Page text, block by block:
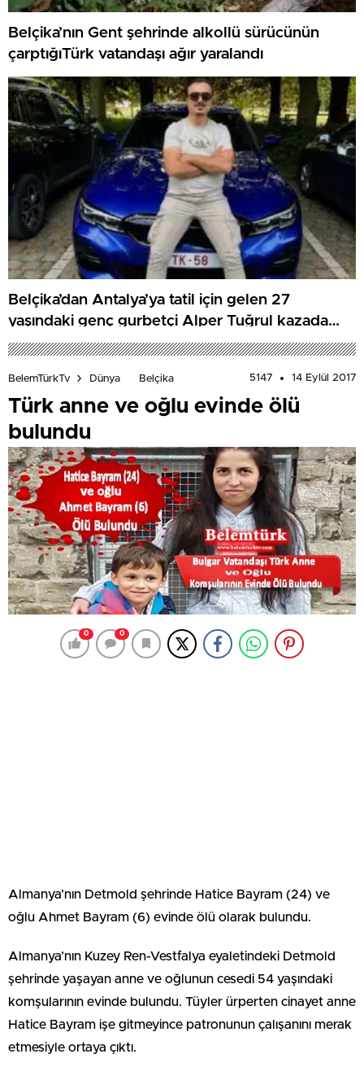
Belçika’nın Gent şehrinde alkollü sürücünün
çarptığıTürk vatandaşı ağır yaralandı
Belçika’dan Antalya’ya tatil için gelen 27
yaşındaki genç gurbetçi Alper Tuğrul kazada
hayatını kaybetti
BelemTürkTv Dünya Belçika 5147 14 Eylül 2017
Türk anne ve oğlu evinde ölü
bulundu
0 0
Almanya’nın Detmold şehrinde Hatice Bayram (24) ve
oğlu Ahmet Bayram (6) evinde ölü olarak bulundu.
Almanya’nın Kuzey Ren-Vestfalya eyaletindeki Detmold
şehrinde yaşayan anne ve oğlunun cesedi 54 yaşındaki
komşularının evinde bulundu. Tüyler ürperten cinayet anne
Hatice Bayram işe gitmeyince patronunun çalışanını merak
etmesiyle ortaya çıktı.